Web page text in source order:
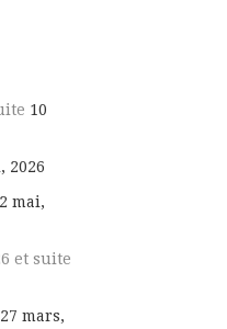
10
2026
mai,
et suite
27 mars,